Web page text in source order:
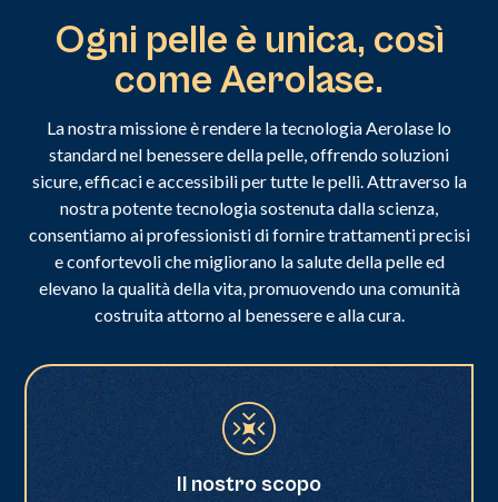
Ogni pelle è unica, così
come Aerolase.
La nostra missione è rendere la tecnologia Aerolase lo
standard nel benessere della pelle, offrendo soluzioni
sicure, efficaci e accessibili per tutte le pelli. Attraverso la
nostra potente tecnologia sostenuta dalla scienza,
consentiamo ai professionisti di fornire trattamenti precisi
e confortevoli che migliorano la salute della pelle ed
elevano la qualità della vita, promuovendo una comunità
costruita attorno al benessere e alla cura.
Il nostro scopo